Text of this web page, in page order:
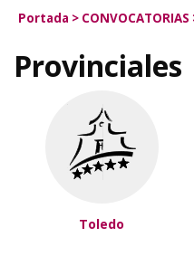
Portada > CONVOCATORIAS
Provinciales
Toledo